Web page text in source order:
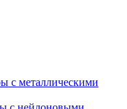
с металлическими